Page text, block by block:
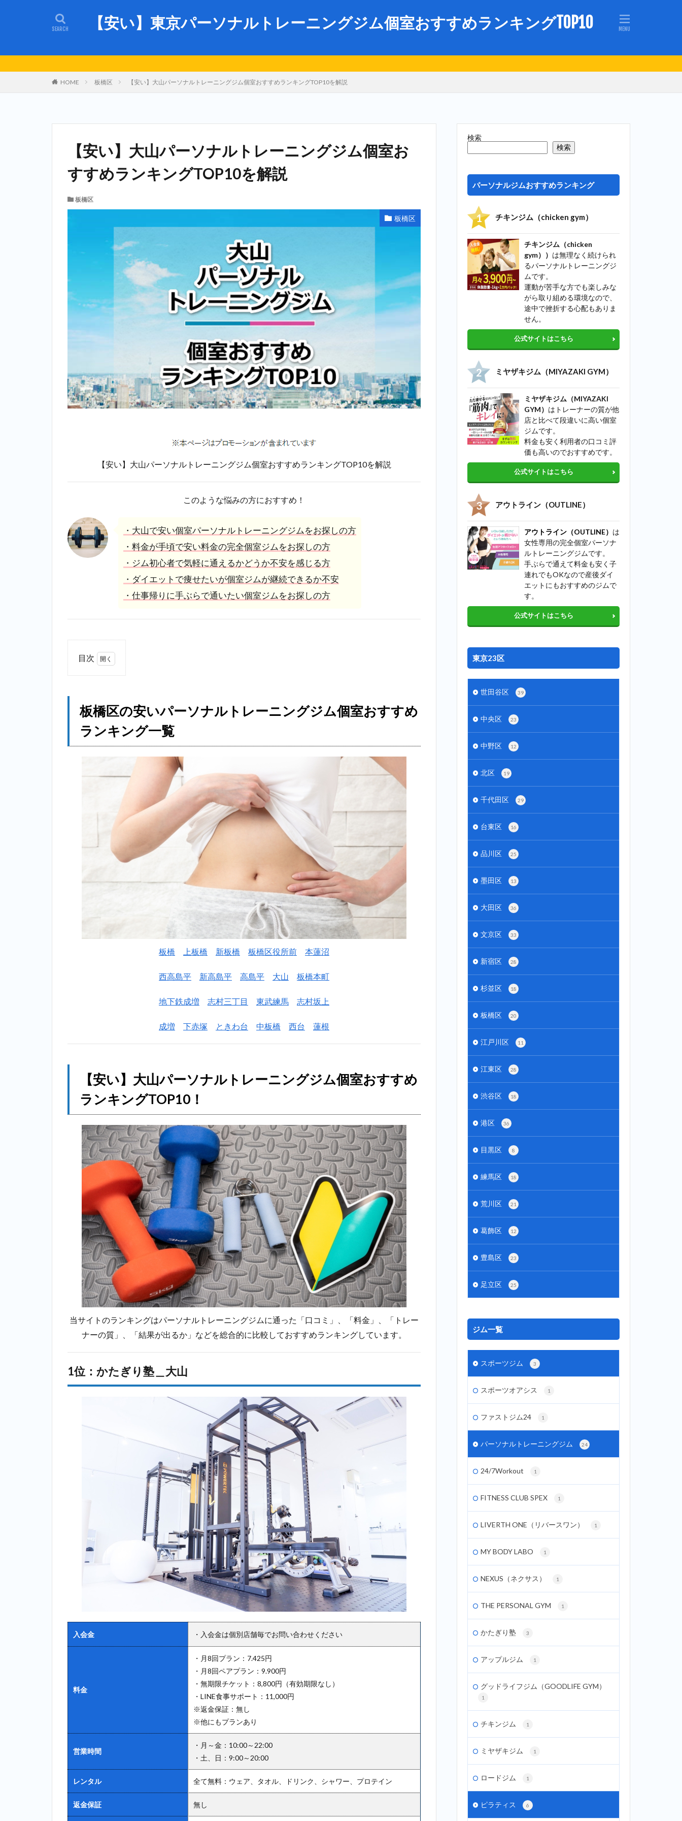
【安い】東京パーソナルトレーニングジム個室おすすめランキングTOP10
HOME 板橋区 【安い】大山パーソナルトレーニングジム個室おすすめランキングTOP10を解説
【安い】大山パーソナルトレーニングジム個室お
すすめランキングTOP10を解説
板橋区
板橋区
【安い】大山パーソナルトレーニングジム個室おすすめランキングTOP10を解説
このような悩みの方におすすめ！
・大山で安い個室パーソナルトレーニングジムをお探しの方
・料金が手頃で安い料金の完全個室ジムをお探しの方
・ジム初心者で気軽に通えるかどうか不安を感じる方
・ダイエットで痩せたいが個室ジムが継続できるか不安
・仕事帰りに手ぶらで通いたい個室ジムをお探しの方
目次
区
の
安
い
パ
め
い】大山
ニングジ
ム個室お
すすめラ
ンキング
2.1
1位：
かた
ぎり
大山
2.2
ミヤザキジ
ム
（MIYAZAKI
GYM）＿大
山
2.3
3位：ア
ウトライン
（OUTLINE）
エク
イズ
コー
2.5
位：ラスタ
＿大山
2.7
ビーコンセ
プト（B
（BOSTY）
＿大山
2.9
9
（Reborn
2.10
10
（UNDEUX）
3
大山
で探
すな
板橋区の安いパーソナルトレーニングジム個室おすすめ
ランキング一覧
板橋 上板橋 新板橋 板橋区役所前 本蓮沼
西高島平 新高島平 高島平 大山 板橋本町
地下鉄成増 志村三丁目 東武練馬 志村坂上
成増 下赤塚 ときわ台 中板橋 西台 蓮根
【安い】大山パーソナルトレーニングジム個室おすすめ
ランキングTOP10！
当サイトのランキングはパーソナルトレーニングジムに通った「口コミ」、「料金」、「トレー
ナーの質」、「結果が出るか」などを総合的に比較しておすすめランキングしています。
1位：かたぎり塾＿大山
入会金 ・入会金は個別店舗毎でお問い合わせください
料金
・月8回プラン：7.425円
・月8回ペアプラン：9.900円
・無期限チケット：8,800円（有効期限なし）
・LINE食事サポート：11,000円
※返金保証：無し
※他にもプランあり
営業時間
・月～金：10:00～22:00
・土、日：9:00～20:00
レンタル 全て無料：ウェア、タオル、ドリンク、シャワー、プロテイン
返金保証 無し
検索
検索
パーソナルジムおすすめランキング
チキンジム（chicken gym）
チキンジム（chicken
gym）） は無理なく続けられ
るパーソナルトレーニングジ
ムです。
運動が苦手な方でも楽しみな
がら取り組める環境なので、
途中で挫折する心配もありま
せん。
公式サイトはこちら
ミヤザキジム（MIYAZAKI GYM）
ミヤザキジム（MIYAZAKI
GYM） はトレーナーの質が他
店と比べて段違いに高い個室
ジムです。
料金も安く利用者の口コミ評
価も高いのでおすすめです。
公式サイトはこちら
アウトライン（OUTLINE）
アウトライン（OUTLINE） は
女性専用の完全個室パーソナ
ルトレーニングジムです。
手ぶらで通えて料金も安く子
連れでもOKなので産後ダイ
エットにもおすすめのジムで
す。
公式サイトはこちら
東京23区
世田谷区 39
中央区 23
中野区 12
北区 19
千代田区 29
台東区 16
品川区 25
墨田区 13
大田区 36
文京区 33
新宿区 28
杉並区 18
板橋区 20
江戸川区 11
江東区 28
渋谷区 18
港区 36
目黒区 8
練馬区 18
荒川区 21
葛飾区 12
豊島区 23
足立区 25
ジム一覧
スポーツジム 3
スポーツオアシス 1
ファストジム24 1
パーソナルトレーニングジム 24
24/7Workout 1
FITNESS CLUB SPEX 1
LIVERTH ONE（リバースワン） 1
MY BODY LABO 1
NEXUS（ネクサス） 1
THE PERSONAL GYM 1
かたぎり塾 3
アップルジム 1
グッドライフジム（GOODLIFE GYM）
1
チキンジム 1
ミヤザキジム 1
ロードジム 1
ピラティス 6